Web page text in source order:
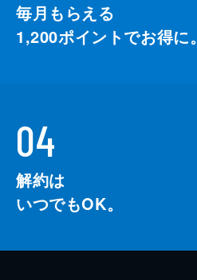
毎月もらえる
1,200ポイントでお得に。
04
解約は
いつでもOK。